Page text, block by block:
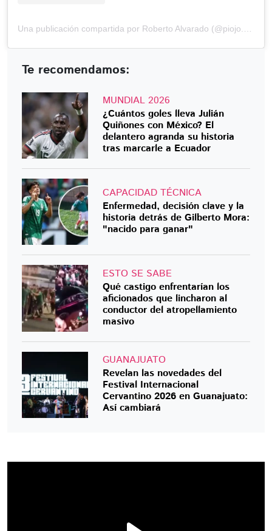
Te recomendamos:
MUNDIAL 2026
¿Cuántos goles lleva Julián
Quiñones con México? El
delantero agranda su historia
tras marcarle a Ecuador
CAPACIDAD TÉCNICA
Enfermedad, decisión clave y la
historia detrás de Gilberto Mora:
"nacido para ganar"
ESTO SE SABE
Qué castigo enfrentarían los
aficionados que lincharon al
conductor del atropellamiento
masivo
GUANAJUATO
Revelan las novedades del
Festival Internacional
Cervantino 2026 en Guanajuato:
Así cambiará